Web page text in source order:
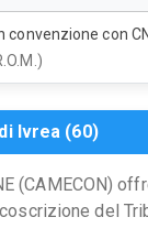
convenzione con
Ivrea (60)
(CAMECON)
del